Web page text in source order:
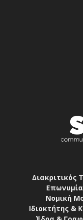
Διακριτικός
Νομική
Ιδιοκτήτης &